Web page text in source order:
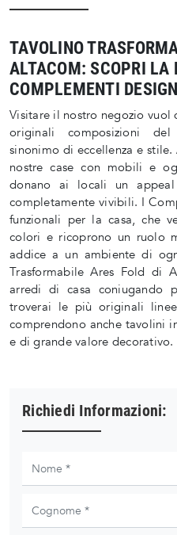
TAVOLINO
ALTACOM: SCOPRI LA
COMPLEMENTI
Visitare il nostro negozio
originali composizioni
sinonimo di eccellenza e
nostre case con mobili e
donano ai locali un
completamente vivibili. I
funzionali per la casa, che
colori e ricoprono un ruolo
addice a un ambiente di
Trasformabile Ares Fold di
arredi di casa coniugando
troverai le più originali
comprendono anche tavolini
e di grande valore decorativo.
Richiedi Informazioni: